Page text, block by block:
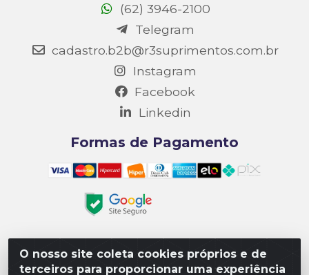
O nosso site coleta cookies próprios e de
terceiros para proporcionar uma experiência
(62) 3946-2100
Telegram
cadastro.b2b@r3suprimentos.com.br
Instagram
Facebook
Linkedin
Formas de Pagamento
Matriz R3 Suprimentos - Rua 14, Polo Empresarial Goiás